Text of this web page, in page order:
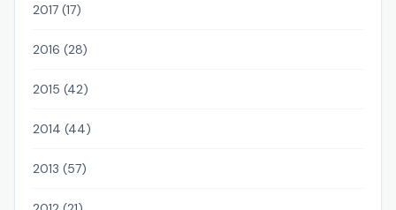
2017 (17)
2016 (28)
2015 (42)
2014 (44)
2013 (57)